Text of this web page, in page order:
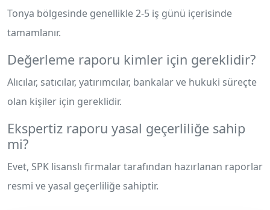
Tonya bölgesinde genellikle 2-5 iş günü içerisinde
tamamlanır.
Değerleme raporu kimler için gereklidir?
Alıcılar, satıcılar, yatırımcılar, bankalar ve hukuki süreçte
olan kişiler için gereklidir.
Ekspertiz raporu yasal geçerliliğe sahip
mi?
Evet, SPK lisanslı firmalar tarafından hazırlanan raporlar
resmi ve yasal geçerliliğe sahiptir.